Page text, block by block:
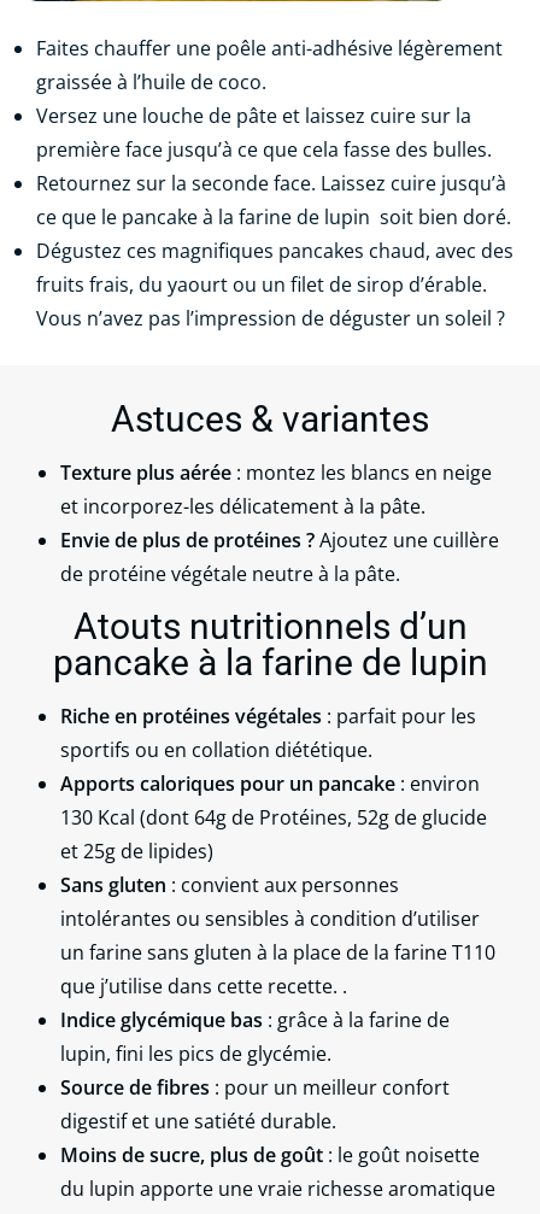
Faites chauffer une poêle anti-adhésive légèrement
graissée à l’huile de coco.
Versez une louche de pâte et laissez cuire sur la
première face jusqu’à ce que cela fasse des bulles.
Retournez sur la seconde face. Laissez cuire jusqu’à
ce que le pancake à la farine de lupin soit bien doré.
Dégustez ces magnifiques pancakes chaud, avec des
fruits frais, du yaourt ou un filet de sirop d’érable.
Vous n’avez pas l’impression de déguster un soleil ?
Astuces & variantes
Texture plus aérée : montez les blancs en neige
et incorporez-les délicatement à la pâte.
Envie de plus de protéines ?Ajoutez une cuillère
de protéine végétale neutre à la pâte.
Atouts nutritionnels d’un
pancake à la farine de lupin
Riche en protéines végétales : parfait pour les
sportifs ou en collation diététique.
Apports caloriques pour un pancake : environ
130 Kcal (dont 64g de Protéines, 52g de glucide
et 25g de lipides)
Sans gluten : convient aux personnes
intolérantes ou sensibles à condition d’utiliser
un farine sans gluten à la place de la farine T110
que j’utilise dans cette recette. .
Indice glycémique bas : grâce à la farine de
lupin, fini les pics de glycémie.
Source de fibres : pour un meilleur confort
digestif et une satiété durable.
Moins de sucre, plus de goût : le goût noisette
du lupin apporte une vraie richesse aromatique